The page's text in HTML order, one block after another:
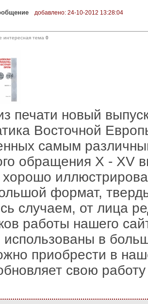
добавлено: 24-10-2012 13:28:04
интересная тема 0
печати новый
Восточной
самым
обращения X - XV
хорошо
формат,
случаем, от лица
работы нашего
использованы в
приобрести в
свою